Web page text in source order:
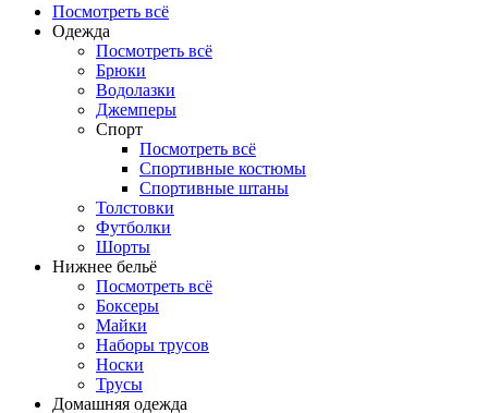
Посмотреть всё
Одежда
Посмотреть всё
Брюки
Водолазки
Джемперы
Спорт
Посмотреть всё
Спортивные костюмы
Спортивные штаны
Толстовки
Футболки
Шорты
Нижнее бельё
Посмотреть всё
Боксеры
Майки
Наборы трусов
Носки
Трусы
Домашняя одежда